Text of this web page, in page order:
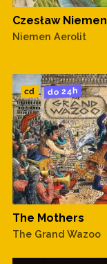
Czesław Niemen
Niemen Aerolit
cd do 24h
The Mothers
The Grand Wazoo